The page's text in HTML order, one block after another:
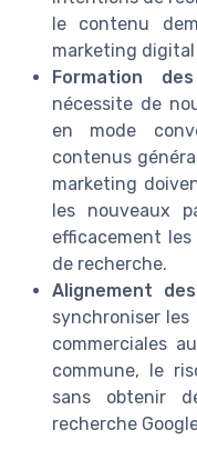
le contenu
marketing digital
Formation
nécessite de
en mode
contenus
marketing
les nouveaux
efficacement
de recherche.
Alignement
synchroniser
commerciales
commune, le
sans obtenir
recherche